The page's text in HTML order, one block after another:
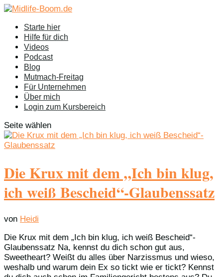
Starte hier
Hilfe für dich
Videos
Podcast
Blog
Mutmach-Freitag
Für Unternehmen
Über mich
Login zum Kursbereich
Seite wählen
Die Krux mit dem „Ich bin klug,
ich weiß Bescheid“-Glaubenssatz
von Heidi
Die Krux mit dem „Ich bin klug, ich weiß Bescheid“-
Glaubenssatz Na, kennst du dich schon gut aus,
Sweetheart? Weißt du alles über Narzissmus und wieso,
weshalb und warum dein Ex so tickt wie er tickt? Kennst